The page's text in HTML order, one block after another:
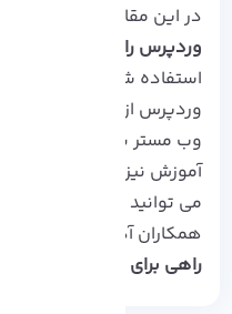
در این مقاله سعی در
وردپرس را افزایش دهیم؟
استفاده شما عزیزان قرار
وردپرس از مهم ترین
وب مستر به آن توجه
آموزش نیز همراه ما
می توانید از قسمت نظرات
همکارانآذرسیس
راهی برای پیشرفت شرکت و